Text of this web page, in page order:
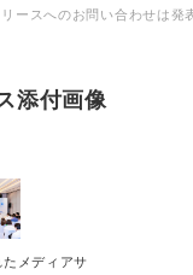
ースへのお問い合わせは発
添付画像
メディアサ